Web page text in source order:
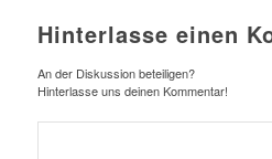
Hinterlasse einen
An der Diskussion beteiligen?
Hinterlasse uns deinen Kommentar!